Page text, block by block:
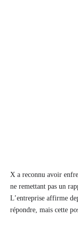
X a reconnu avoir
ne remettant pas un
L’entreprise affirme
répondre, mais cette